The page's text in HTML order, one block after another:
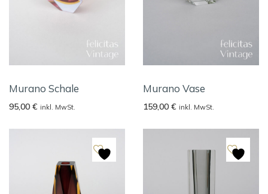
Murano Schale
95,00 € inkl. MwSt.
Murano Vase
159,00 € inkl. MwSt.